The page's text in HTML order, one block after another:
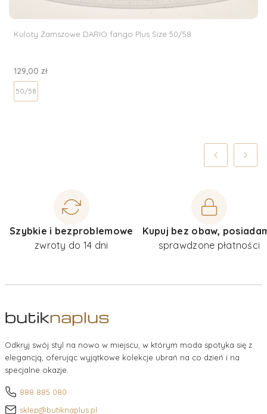
Kuloty Zamszowe DARIO fango Plus Size 50/58
Cena
129,00 zł
50/58
Szybkie i bezproblemowe
zwroty do 14 dni
Kupuj bez obaw,
sprawdzone płatności
Odkryj swój styl na nowo w miejscu, w którym moda spotyka się z
elegancją, oferując wyjątkowe kolekcje ubrań na co dzień i na
specjalne okazje.
888 885 080
sklep@butiknaplus.pl